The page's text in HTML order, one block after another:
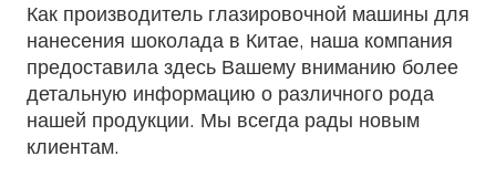
Как производитель глазировочной машины для
нанесения шоколада в Китае, наша компания
предоставила здесь Вашему вниманию более
детальную информацию о различного рода
нашей продукции. Мы всегда рады новым
клиентам.